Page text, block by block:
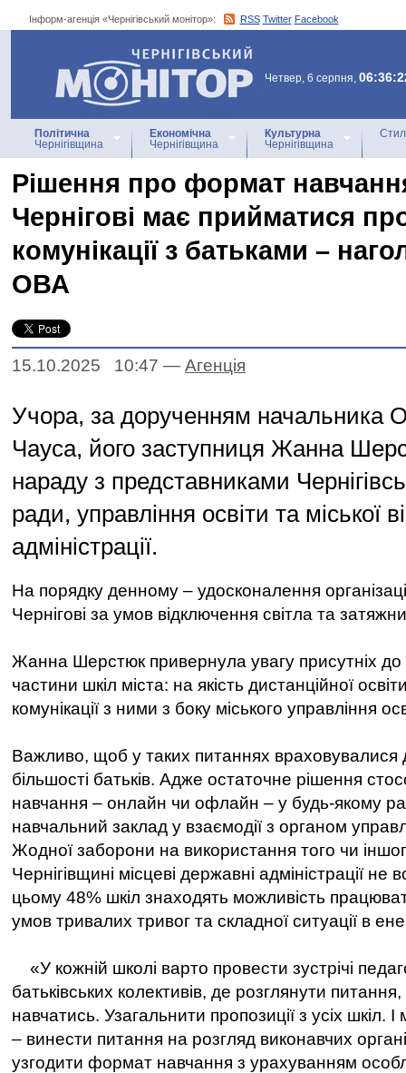
Інформ-агенція «Чернігівський монітор»: RSS Twitter Facebook
Інформ-агенція
«Чернігівський монітор»
Четвер, 6 серпня,
Політична
Чернігівщина
Економічна
Чернігівщина
Культурна
Чернігівщина
Рішення про формат
Чернігові має прийматися
комунікації з батьками –
ОВА
15.10.2025 10:47 — Агенцiя
Учора, за дорученням начальника
Чауса, його заступниця Жанна
нараду з представниками
ради, управління освіти та міської
адміністрації.
На порядку денному – удосконалення
Чернігові за умов відключення світла та
Жанна Шерстюк привернула увагу присутніх до
частини шкіл міста: на якість дистанційної
комунікації з ними з боку міського управління
Важливо, щоб у таких питаннях враховувалися
більшості батьків. Адже остаточне рішення
навчання – онлайн чи офлайн – у будь-якому
навчальний заклад у взаємодії з органом
Жодної заборони на використання того чи
Чернігівщині місцеві державні адміністрації
цьому 48% шкіл знаходять можливість
умов тривалих тривог та складної ситуації в
«У кожній школі варто провести зустрічі
батьківських колективів, де розглянути
навчатись. Узагальнити пропозиції з усіх шкіл.
– винести питання на розгляд виконавчих
узгодити формат навчання з урахуванням